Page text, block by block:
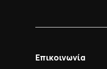
Επικοινωνία